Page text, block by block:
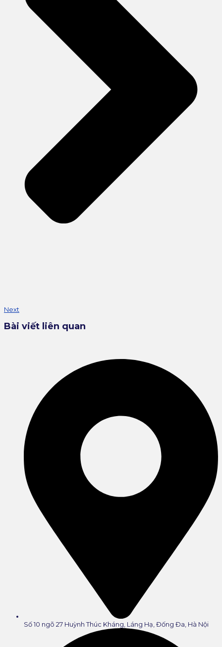
Next
Bài viết liên quan
Số 10 ngõ 27 Huỳnh Thúc Kháng, Láng Hạ, Đống Đa, Hà Nội